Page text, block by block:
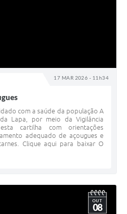
17 MAR 2026 - 11h34
com a saúde da população A
Lapa, por meio da Vigilância
cartilha com orientações
adequado de açougues e
Clique aqui para baixar O
OUT
08